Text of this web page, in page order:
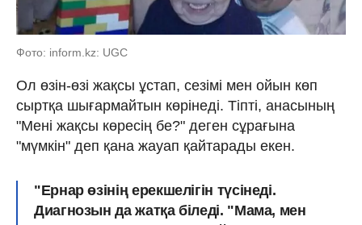
Фото: inform.kz: UGC
Ол өзін-өзі жақсы ұстап, сезімі мен ойын көп
сыртқа шығармайтын көрінеді. Тіпті, анасының
"Мені жақсы көресің бе?" деген сұрағына
"мүмкін" деп қана жауап қайтарады екен.
"Ернар өзінің ерекшелігін түсінеді.
Диагнозын да жатқа біледі. "Мама, мен